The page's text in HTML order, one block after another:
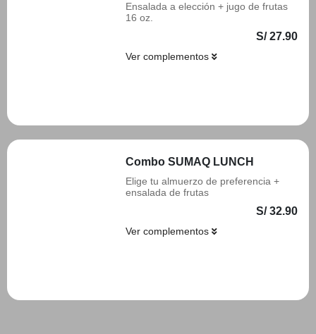
Ensalada a elección + jugo de frutas
16 oz.
S/ 27.90
Ver complementos
Combo SUMAQ LUNCH
Elige tu almuerzo de preferencia +
ensalada de frutas
S/ 32.90
Ver complementos